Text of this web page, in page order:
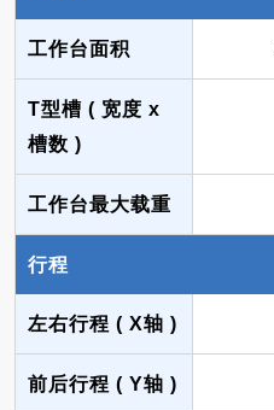
工作台面积
T型槽 ( 宽度 x
槽数 )
工作台最大载重
行程
左右行程 ( X轴 )
前后行程 ( Y轴 )